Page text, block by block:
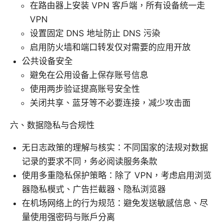
在路由器上安装 VPN 客户端，所有设备统一走
VPN
设置固定 DNS 地址防止 DNS 污染
启用防火墙和端口转发仅对需要的应用开放
公共设备安全
避免在公用设备上保存账号信息
使用两步验证提高账号安全性
关闭共享、蓝牙等不必要连接，减少攻击面
六、数据隐私与合规性
无日志政策的理解与核实：不同国家的法规对数据
记录的要求不同，务必阅读服务条款
使用多重隐私保护策略：除了 VPN，考虑启用浏览
器隐私模式、广告拦截器、隐私浏览器
在机场网络上的行为规范：避免发送敏感信息、尽
量使用强密码与账户分离